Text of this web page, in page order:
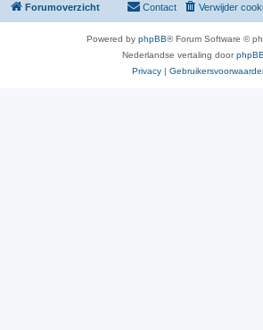
Forumoverzicht Verwijder
Contact
Powered by phpBB® Forum Software ©
Nederlandse vertaling door
Privacy |